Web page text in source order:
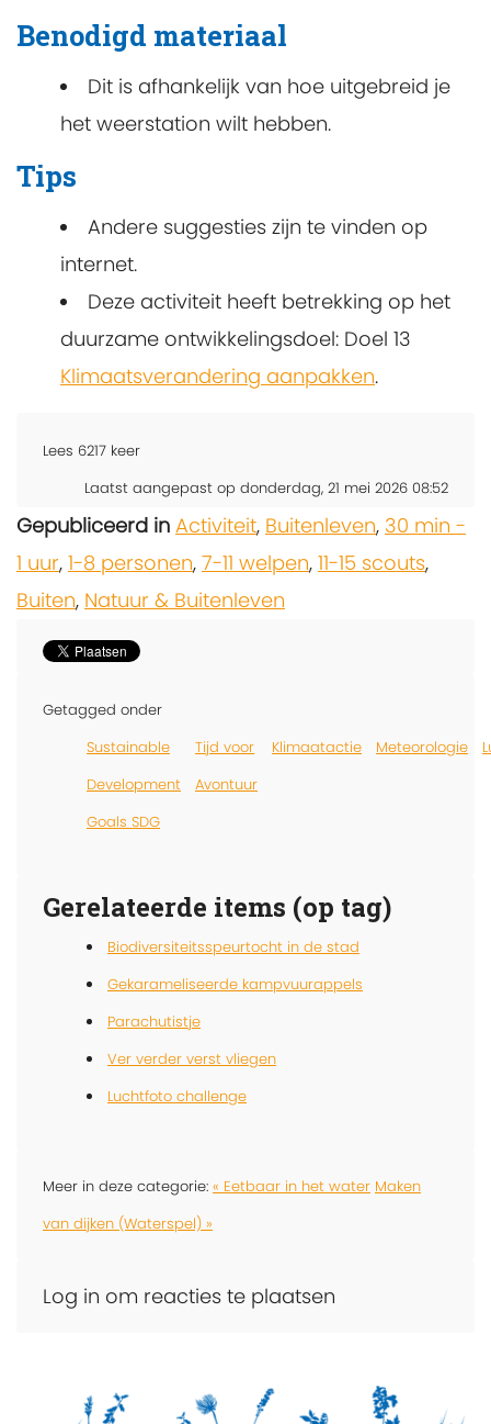
Benodigd materiaal
Dit is afhankelijk van hoe uitgebreid je
het weerstation wilt hebben.
Tips
Andere suggesties zijn te vinden op
internet.
Deze activiteit heeft betrekking op het
duurzame ontwikkelingsdoel: Doel 13
Klimaatsverandering aanpakken.
Lees 6217 keer
Laatst aangepast op donderdag, 21 mei 2026 08:52
Gepubliceerd in Activiteit, Buitenleven, 30 min -
1 uur, 1-8 personen, 7-11 welpen, 11-15 scouts,
Buiten, Natuur & Buitenleven
Getagged onder
Sustainable
Development
Goals SDG
Tijd voor
Avontuur
Klimaatactie Meteorologie
Gerelateerde items (op tag)
Biodiversiteitsspeurtocht in de stad
Gekarameliseerde kampvuurappels
Parachutistje
Ver verder verst vliegen
Luchtfoto challenge
Meer in deze categorie: « Eetbaar in het water Maken
van dijken (Waterspel) »
Log in om reacties te plaatsen